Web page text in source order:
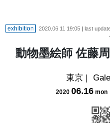
exhibition 2020.06.11 19:05| last
動物墨絵師 佐藤
東京 |
2020 06.16 mon